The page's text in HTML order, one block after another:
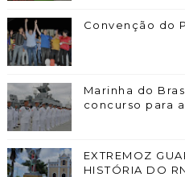
Convenção do
Marinha do
concurso para
EXTREMOZ
HISTÓRIA DO